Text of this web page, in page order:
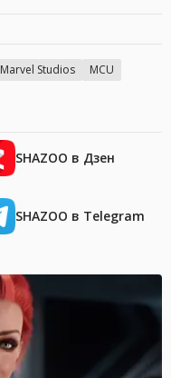
Marvel Studios
MCU
SHAZOO в Дзен
SHAZOO в Telegram